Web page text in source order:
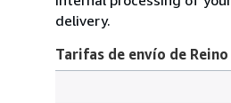
delivery.
Tarifas de envío de